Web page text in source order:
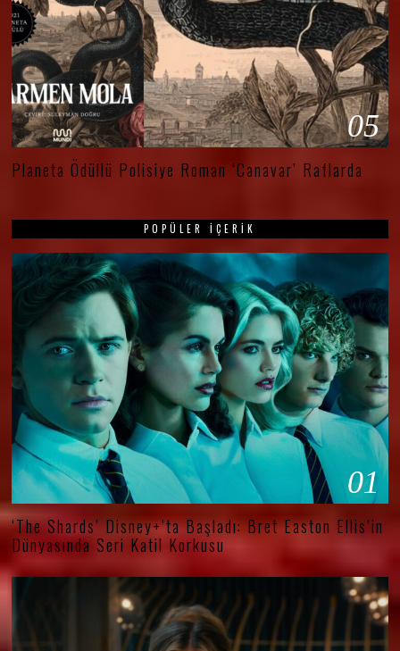
05
Planeta Ödüllü Polisiye Roman ‘Canavar’ Raflarda
POPÜLER İÇERIK
01
‘The Shards’ Disney+’ta Başladı: Bret Easton Ellis’in
Dünyasında Seri Katil Korkusu